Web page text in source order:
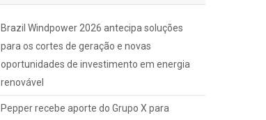
Brazil Windpower 2026 antecipa soluções
para os cortes de geração e novas
oportunidades de investimento em energia
renovável
Pepper recebe aporte do Grupo X para